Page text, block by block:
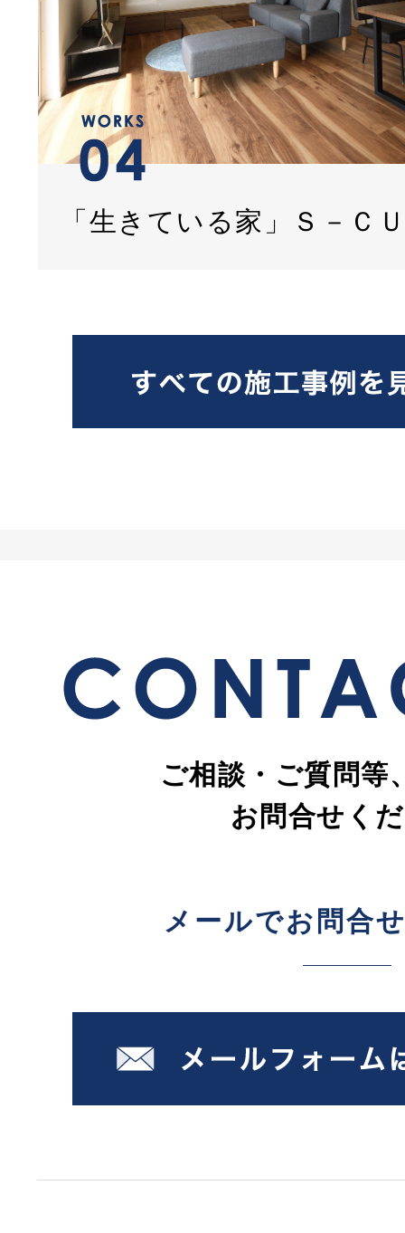
「生きている家」Ｓ－Ｃ
ご相談・ご質問等
お問合せく
メールでお問合